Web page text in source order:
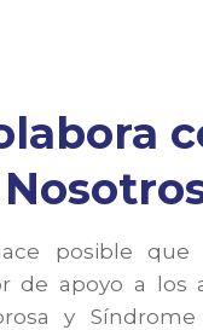
posible que
de apoyo a los
y